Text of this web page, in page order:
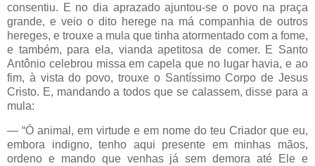
consentiu. E no dia aprazado ajuntou-se o povo na praça
grande, e veio o dito herege na má companhia de outros
hereges, e trouxe a mula que tinha atormentado com a fome,
e também, para ela, vianda apetitosa de comer. E Santo
Antônio celebrou missa em capela que no lugar havia, e ao
fim, à vista do povo, trouxe o Santíssimo Corpo de Jesus
Cristo. E, mandando a todos que se calassem, disse para a
mula:
— “Ó animal, em virtude e em nome do teu Criador que eu,
embora indigno, tenho aqui presente em minhas mãos,
ordeno e mando que venhas já sem demora até Ele e